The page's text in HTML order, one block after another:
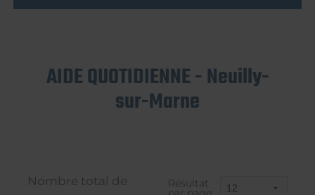
AIDE QUOTIDIENNE - Neuilly-
sur-Marne
Nombre total de
Résultat